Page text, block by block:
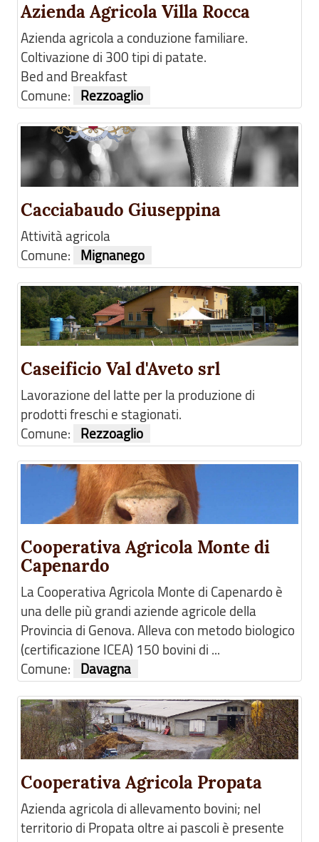
Azienda Agricola Villa Rocca
Azienda agricola a conduzione familiare.
Coltivazione di 300 tipi di patate.
Bed and Breakfast
Comune:
Rezzoaglio
Cacciabaudo Giuseppina
Attività agricola
Comune:
Mignanego
Caseificio Val d'Aveto srl
Lavorazione del latte per la produzione di
prodotti freschi e stagionati.
Comune:
Rezzoaglio
Cooperativa Agricola Monte di
Capenardo
La Cooperativa Agricola Monte di Capenardo è
una delle più grandi aziende agricole della
Provincia di Genova. Alleva con metodo biologico
(certificazione ICEA) 150 bovini di ...
Comune:
Davagna
Cooperativa Agricola Propata
Azienda agricola di allevamento bovini; nel
territorio di Propata oltre ai pascoli è presente